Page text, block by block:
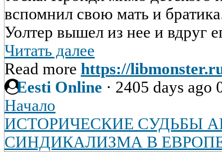
вспомнил свою мать и
Уолтер вышел из нее и вдруг
Читать далее
Read more https://
Eesti Online · 2405 days ago
Начало
ИСТОРИЧЕСКИЕ СУДЬБЫ
СИНДИКАЛИЗМА В